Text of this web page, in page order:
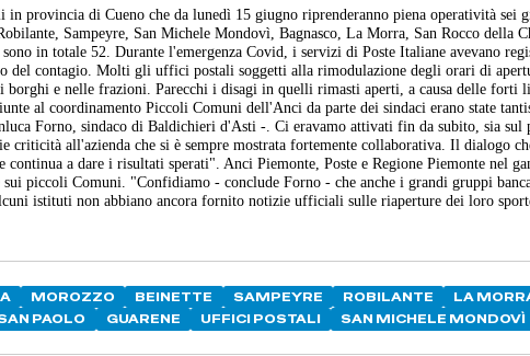
provincia di Cueno che da lunedì 15 giugno riprenderanno piena operatività sei
Sampeyre, San Michele Mondovì, Bagnasco, La Morra, San Rocco della
in totale 52. Durante l'emergenza Covid, i servizi di Poste Italiane avevano
del contagio. Molti gli uffici postali soggetti alla rimodulazione degli orari di
borghi e nelle frazioni. Parecchi i disagi in quelli rimasti aperti, a causa delle forti
al coordinamento Piccoli Comuni dell'Anci da parte dei sindaci erano state
Forno, sindaco di Baldichieri d'Asti -. Ci eravamo attivati fin da subito, sia sul
criticità all'azienda che si è sempre mostrata fortemente collaborativa. Il dialogo
a dare i risultati sperati". Anci Piemonte, Poste e Regione Piemonte nel
piccoli Comuni. "Confidiamo - conclude Forno - che anche i grandi gruppi
istituti non abbiano ancora fornito notizie ufficiali sulle riaperture dei loro
MOROZZO BEINETTE SAMPEYRE ROBILANTE
LA
PAOLO
GUARENE UFFICI POSTALI SAN MICHELE MONDOVÌ